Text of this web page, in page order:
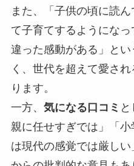
また、「子供の頃に読
て子育てするようにな
違った感動がある」と
く、世代を超えて愛さ
ります。
一方、 気になる口コミ
親に任せすぎでは」「
は現代の感覚では厳し